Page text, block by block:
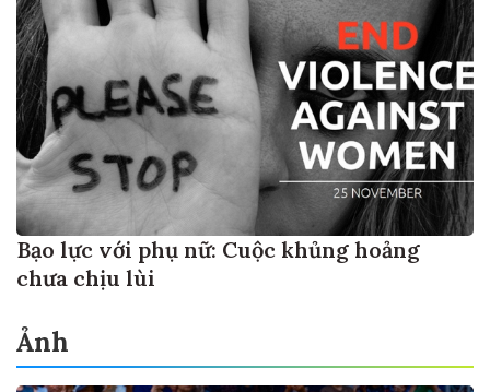
Bạo lực với phụ nữ: Cuộc khủng hoảng
chưa chịu lùi
Ảnh